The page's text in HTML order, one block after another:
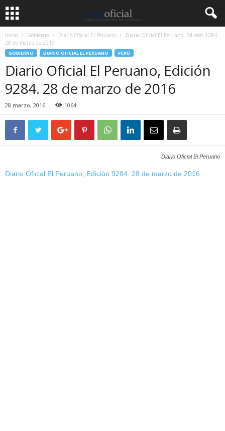
Inicio Gobierno Diario Oficial El Peruano
Diario Oficial El Peruano, Edición 9284.
28 de marzo de 2016
GOBIERNO DIARIO OFICIAL EL PERUANO PERÚ
Diario Oficial El Peruano, Edición
9284. 28 de marzo de 2016
28 marzo, 2016 1064
Diario Oficial El Peruano
Diario Oficial El Peruano, Edición 9284. 28 de marzo de 2016